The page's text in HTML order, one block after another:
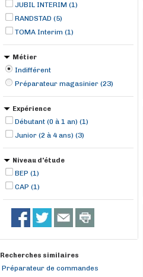
JUBIL INTERIM (1)
RANDSTAD (5)
TOMA Interim (1)
Métier
Indifférent
Préparateur magasinier (23)
Expérience
Débutant (0 à 1 an) (1)
Junior (2 à 4 ans) (3)
Niveau d'étude
BEP (1)
CAP (1)
Recherches similaires
Préparateur de commandes